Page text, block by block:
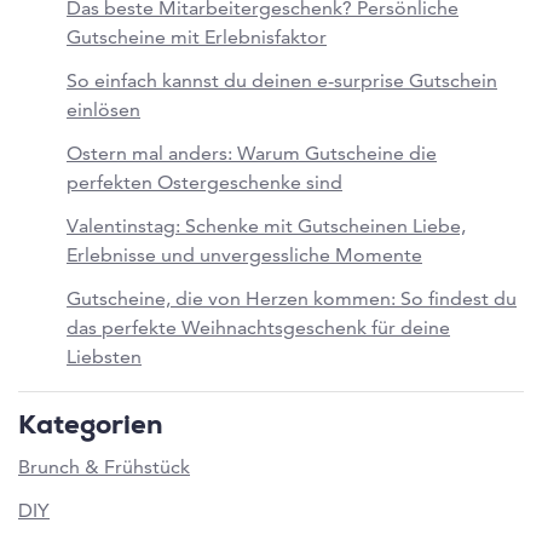
Das beste Mitarbeitergeschenk? Persönliche
Gutscheine mit Erlebnisfaktor
So einfach kannst du deinen e-surprise Gutschein
einlösen
Ostern mal anders: Warum Gutscheine die
perfekten Ostergeschenke sind
Valentinstag: Schenke mit Gutscheinen Liebe,
Erlebnisse und unvergessliche Momente
Gutscheine, die von Herzen kommen: So findest du
das perfekte Weihnachtsgeschenk für deine
Liebsten
Kategorien
Brunch & Frühstück
DIY